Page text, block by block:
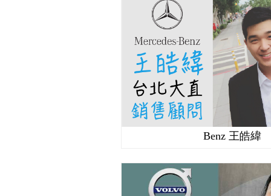
Benz 王皓緯